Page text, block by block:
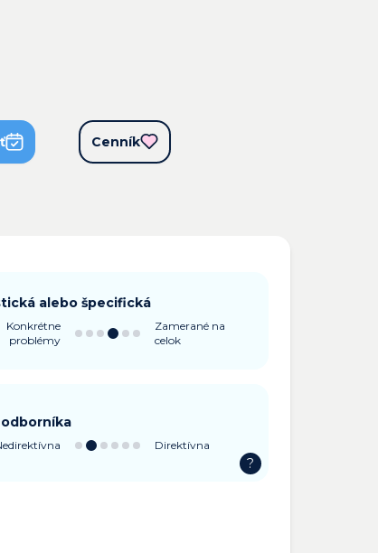
Cenník
alebo špecifická
Konkrétne
problémy
Zamerané na
celok
odborníka
Direktívna
?